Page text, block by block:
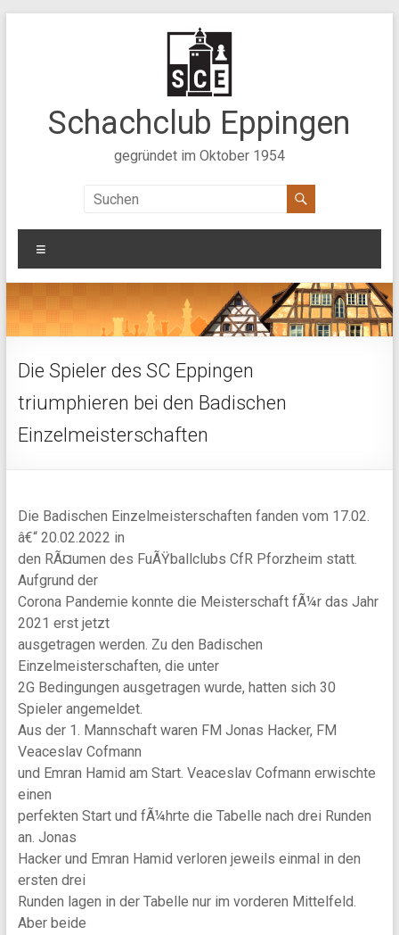
Schachclub Eppingen
gegründet im Oktober 1954
Die Spieler des SC Eppingen
triumphieren bei den Badischen
Einzelmeisterschaften
Die Badischen Einzelmeisterschaften fanden vom 17.02.
â€“ 20.02.2022 in
den RÃ¤umen des FuÃŸballclubs CfR Pforzheim statt.
Aufgrund der
Corona Pandemie konnte die Meisterschaft fÃ¼r das Jahr
2021 erst jetzt
ausgetragen werden. Zu den Badischen
Einzelmeisterschaften, die unter
2G Bedingungen ausgetragen wurde, hatten sich 30
Spieler angemeldet.
Aus der 1. Mannschaft waren FM Jonas Hacker, FM
Veaceslav Cofmann
und Emran Hamid am Start. Veaceslav Cofmann erwischte
einen
perfekten Start und fÃ¼hrte die Tabelle nach drei Runden
an. Jonas
Hacker und Emran Hamid verloren jeweils einmal in den
ersten drei
Runden lagen in der Tabelle nur im vorderen Mittelfeld.
Aber beide